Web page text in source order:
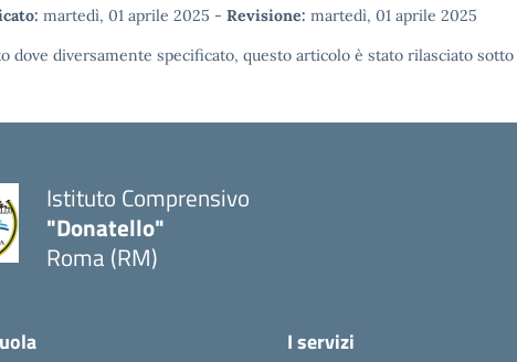
martedì, 01 aprile 2025 - Revisione: martedì, 01 aprile 2025
dove diversamente specificato, questo articolo è stato rilasciato sotto
Istituto Comprensivo
"Donatello"
Roma (RM)
I servizi